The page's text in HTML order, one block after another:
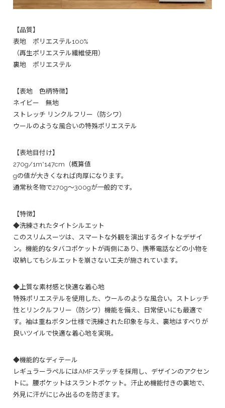
【品質】
表地 ポリエステル100%
（再生ポリエステル繊維使用）
裏地 ポリエステル
【表地 色柄特徴】
ネイビー 無地
ストレッチ リンクルフリー（防シワ）
ウールのような風合いの特殊ポリエステル
【表地目付け】
270g/1m*147cm（概算値
gの値が大きくなれば肉厚になります。
通常秋冬物で270g～300gが一般的です。
【特徴】
◆洗練されたタイトシルエット
このスリムスーツは、スマートな外観を演出するタイトなデザイ
ン。機能的なタバコポケットが両側にあり、携帯電話などの小物を
収納してもシルエットを崩さない工夫が施されています。
◆上質な素材感と快適な着心地
特殊ポリエステルを使用した、ウールのような風合い。ストレッチ
性とリンクルフリー（防シワ）機能を備え、日常使いにも最適で
す。袖は重ねボタン仕様で洗練された印象を与え、裏地はすべりが
良いツイルで快適な着心地を実現。
◆機能的なディテール
レギュラーラペルにはAMFステッチを採用し、デザインのアクセン
トに。腰ポケットはスラントポケット。汗止め機能付きの裏地で、
外見に汗がにじみ出るのを防ぎます。